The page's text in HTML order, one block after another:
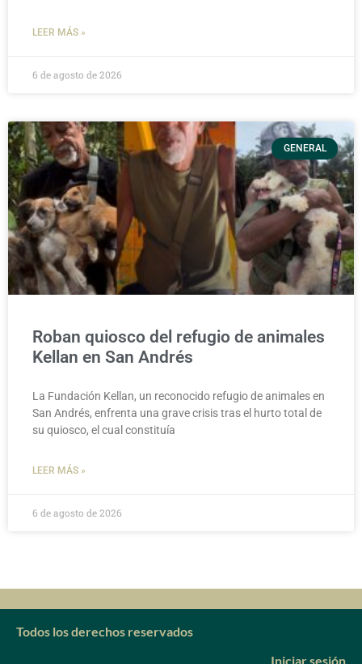
LEER MÁS »
6 de agosto de 2026
GENERAL
Roban quiosco del refugio de animales
Kellan en San Andrés
La Fundación Kellan, un reconocido refugio de animales en
San Andrés, enfrenta una grave crisis tras el hurto total de
su quiosco, el cual constituía
LEER MÁS »
6 de agosto de 2026
Todos los derechos reservados
Iniciar sesión